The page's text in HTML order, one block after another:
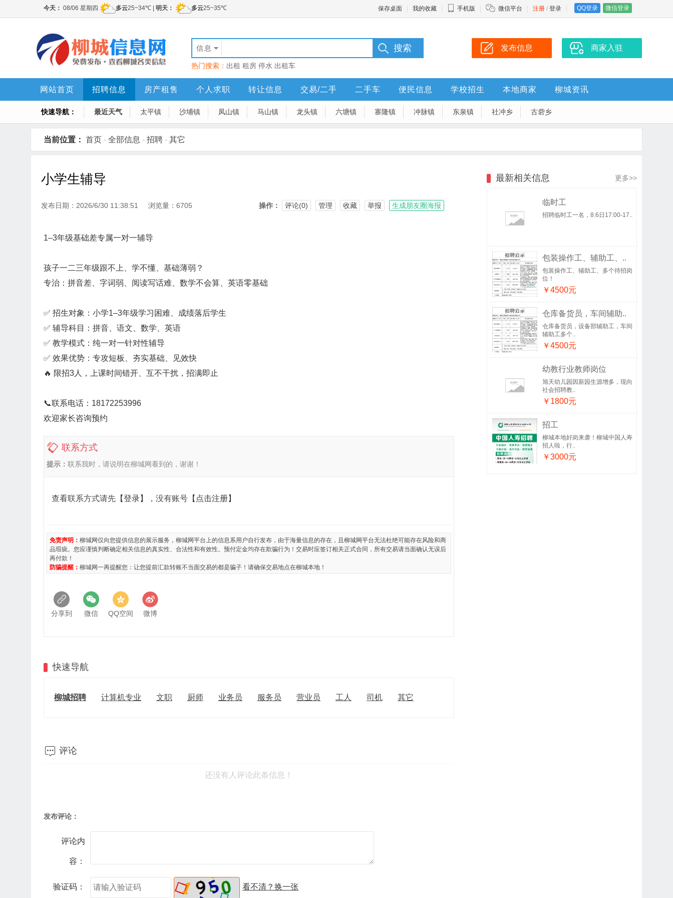
保存桌面 我的收藏 手机版 微信平台 注册 / 登录 QQ登录 微信登录
信息
热门搜索： 出租 租房 停水 出租车
发布信息 商家入驻
网站首页 招聘信息 房产租售 个人求职 转让信息 交易/二手 二手车 便民信息 学校招生 本地商家 柳城资讯
快速导航： 最近天气 太平镇 沙埔镇 凤山镇 马山镇 龙头镇 六塘镇 寨隆镇 冲脉镇 东泉镇 社冲乡 古砦乡
当前位置： 首页 - 全部信息 - 招聘 - 其它
小学生辅导
发布日期：2026/6/30 11:38:51 浏览量：6705 操作： 评论(0) 管理 收藏 举报 生成朋友圈海报
1–3年级基础差专属一对一辅导
孩子一二三年级跟不上、学不懂、基础薄弱？
专治：拼音差、字词弱、阅读写话难、数学不会算、英语零基础
✅ 招生对象：小学1–3年级学习困难、成绩落后学生
✅ 辅导科目：拼音、语文、数学、英语
✅ 教学模式：纯一对一针对性辅导
✅ 效果优势：专攻短板、夯实基础、见效快
🔥 限招3人，上课时间错开、互不干扰，招满即止
📞联系电话：18172253996
欢迎家长咨询预约
联系方式
提示： 联系我时，请说明在柳城网看到的，谢谢！
查看联系方式请先 【登录】 ，没有账号 【点击注册】
免责声明： 柳城网仅向您提供信息的展示服务，柳城网平台上的信息系用户自行发布，由于海量信息的存在，且柳城网平台无法杜绝可能存在风险和商
品瑕疵。您应谨慎判断确定相关信息的真实性、合法性和有效性。预付定金均存在欺骗行为！交易时应签订相关正式合同，所有交易请当面确认无误后
再付款！
防骗提醒： 柳城网一再提醒您：让您提前汇款转账不当面交易的都是骗子！请确保交易地点在柳城本地！
分享到 微信 QQ空间 微博
快速导航
柳城招聘 计算机专业 文职 厨师 业务员 服务员 营业员 工人 司机 其它
 评论
还没有人评论此条信息！
发布评论：
评论内
容：
验证码： 看不清？换一张
最新相关信息 更多>>
临时工
招聘临时工一名，8.6日17:00-17..
包装操作工、辅助工、..
包装操作工、辅助工、多个待招岗
位！
￥4500元
仓库备货员，车间辅助..
仓库备货员，设备部辅助工，车间
辅助工多个..
￥4500元
幼教行业教师岗位
旭天幼儿园因新园生源增多，现向
社会招聘教..
￥1800元
招工
柳城本地好岗来袭！柳城中国人寿
招人啦，行..
￥3000元